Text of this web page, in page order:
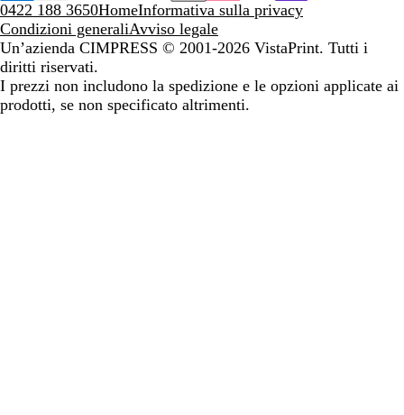
0422 188 3650HomeInformativa sulla privacy
Condizioni generaliAvviso legale
Un’azienda CIMPRESS © 2001-2026 VistaPrint. Tutti i
diritti riservati.
I prezzi non includono la spedizione e le opzioni applicate ai
prodotti, se non specificato altrimenti.